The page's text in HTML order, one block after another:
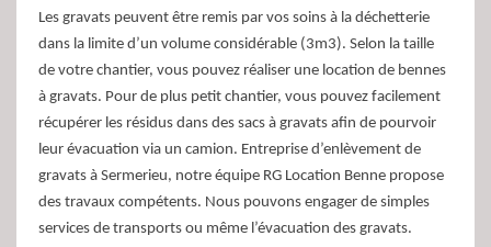
Les gravats peuvent être remis par vos soins à la déchetterie
dans la limite d’un volume considérable (3m3). Selon la taille
de votre chantier, vous pouvez réaliser une location de bennes
à gravats. Pour de plus petit chantier, vous pouvez facilement
récupérer les résidus dans des sacs à gravats afin de pourvoir
leur évacuation via un camion. Entreprise d’enlèvement de
gravats à Sermerieu, notre équipe RG Location Benne propose
des travaux compétents. Nous pouvons engager de simples
services de transports ou même l’évacuation des gravats.